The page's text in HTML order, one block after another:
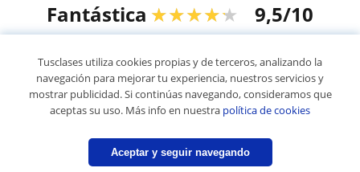
Fantástica ★★★★★ 9,5/10
© 2007 - 2026 Tusclases.mx
Mapa web:Profesores particulares
Tusclases utiliza cookies propias y de terceros, analizando la
navegación para mejorar tu experiencia, nuestros servicios y
mostrar publicidad. Si continúas navegando, consideramos que
aceptas su uso. Más info en nuestra política de cookies
Aceptar y seguir navegando